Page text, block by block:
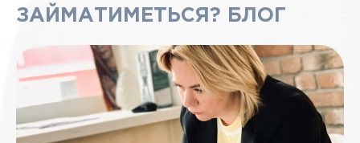
ЗАЙМАТИМЕТЬСЯ? БЛОГ